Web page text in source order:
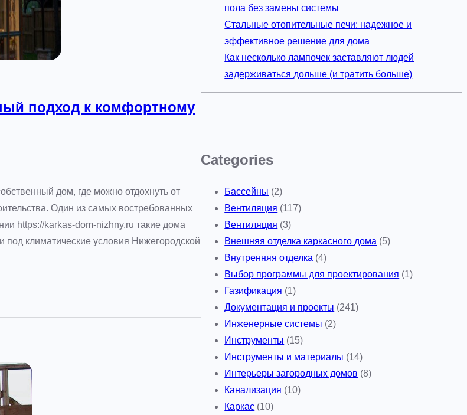
подход к комфортному
дом, где можно отдохнуть от
Один из самых востребованных
https://karkas-dom-nizhny.ru такие дома
климатические условия Нижегородской
пола без замены системы
Стальные отопительные печи: надежное и
эффективное решение для дома
Как несколько лампочек заставляют людей
задерживаться дольше (и тратить больше)
Categories
Бассейны (2)
Вентиляция (117)
Вентиляция (3)
Внешняя отделка каркасного дома (5)
Внутренняя отделка (4)
Выбор программы для проектирования (1)
Газификация (1)
Документация и проекты (241)
Инженерные системы (2)
Инструменты (15)
Инструменты и материалы (14)
Интерьеры загородных домов (8)
Канализация (10)
Каркас (10)